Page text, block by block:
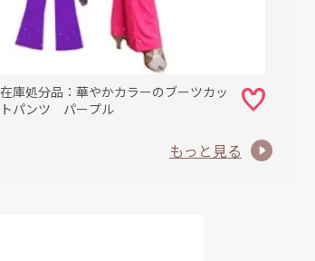
在庫処分品：華やかカラーのブーツカッ
トパンツ パープル
もっと見る